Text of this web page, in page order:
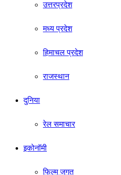
उत्तरप्रदेश
मध्य प्रदेश
हिमाचल प्रदेश
राजस्थान
दुनिया
रेल समाचार
इकोनॉमी
फिल्म जगत